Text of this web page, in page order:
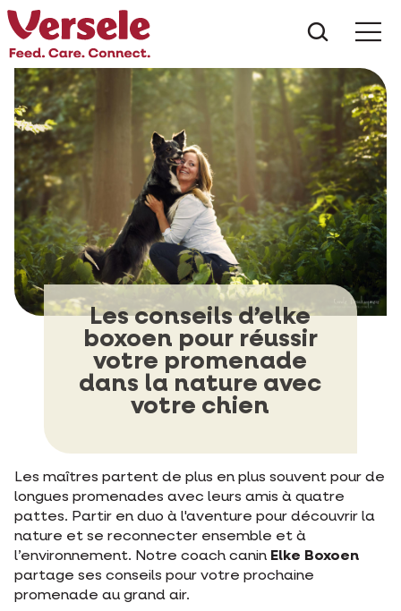
Les conseils d’elke
boxoen pour réussir
votre promenade
dans la nature avec
votre chien
Les maîtres partent de plus en plus souvent pour de
longues promenades avec leurs amis à quatre
pattes. Partir en duo à l'aventure pour découvrir la
nature et se reconnecter ensemble et à
l’environnement. Notre coach canin Elke Boxoen
partage ses conseils pour votre prochaine
promenade au grand air.